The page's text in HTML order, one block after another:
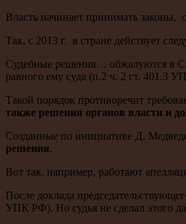
Власть начинает принимать законы,
Так, с 2013 г. в стране действует
Судебные решения… обжалуются в
равного ему суда (п.2 ч. 2 ст. 401.3
Такой порядок противоречит
также решения органов власти и
Созданные по инициативе Д.
решения.
Вот так, например, работают
После доклада
УПК РФ). Но судья не сделал этого